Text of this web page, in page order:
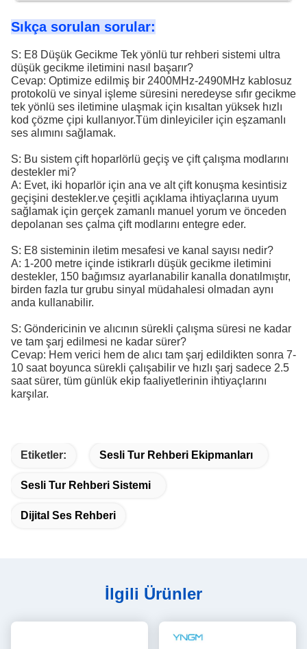
Sıkça sorulan sorular:
S: E8 Düşük Gecikme Tek yönlü tur rehberi sistemi ultra
düşük gecikme iletimini nasıl başarır?
Cevap: Optimize edilmiş bir 2400MHz-2490MHz kablosuz
protokolü ve sinyal işleme süresini neredeyse sıfır gecikme
tek yönlü ses iletimine ulaşmak için kısaltan yüksek hızlı
kod çözme çipi kullanıyor.Tüm dinleyiciler için eşzamanlı
ses alımını sağlamak.
S: Bu sistem çift hoparlörlü geçiş ve çift çalışma modlarını
destekler mi?
A: Evet, iki hoparlör için ana ve alt çift konuşma kesintisiz
geçişini destekler.ve çeşitli açıklama ihtiyaçlarına uyum
sağlamak için gerçek zamanlı manuel yorum ve önceden
depolanan ses çalma çift modlarını entegre eder.
S: E8 sisteminin iletim mesafesi ve kanal sayısı nedir?
A: 1-200 metre içinde istikrarlı düşük gecikme iletimini
destekler, 150 bağımsız ayarlanabilir kanalla donatılmıştır,
birden fazla tur grubu sinyal müdahalesi olmadan aynı
anda kullanabilir.
S: Göndericinin ve alıcının sürekli çalışma süresi ne kadar
ve tam şarj edilmesi ne kadar sürer?
Cevap: Hem verici hem de alıcı tam şarj edildikten sonra 7-
10 saat boyunca sürekli çalışabilir ve hızlı şarj sadece 2.5
saat sürer, tüm günlük ekip faaliyetlerinin ihtiyaçlarını
karşılar.
Etiketler: Sesli Tur Rehberi Ekipmanları
Sesli Tur Rehberi Sistemi
Dijital Ses Rehberi
İlgili Ürünler